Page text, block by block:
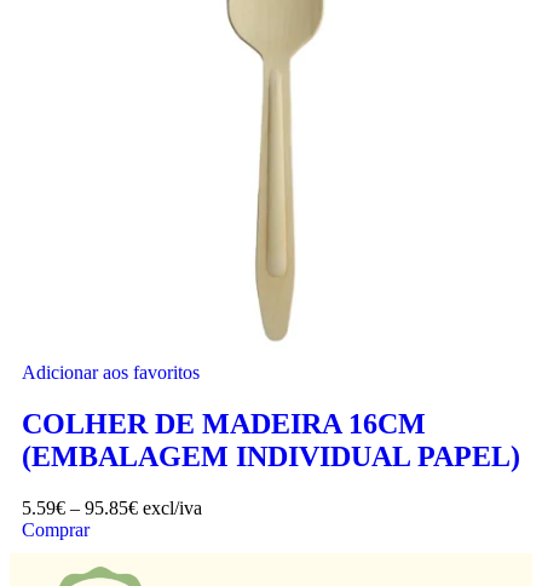
Adicionar aos favoritos
COLHER DE MADEIRA 16CM
(EMBALAGEM INDIVIDUAL PAPEL)
5.59€ – 95.85€ excl/iva
Comprar